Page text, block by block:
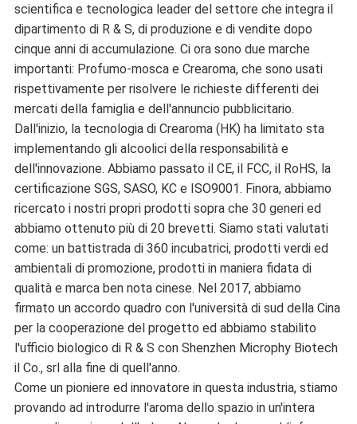
scientifica e tecnologica leader del settore che integra il
dipartimento di R & S, di produzione e di vendite dopo
cinque anni di accumulazione. Ci ora sono due marche
importanti: Profumo-mosca e Crearoma, che sono usati
rispettivamente per risolvere le richieste differenti dei
mercati della famiglia e dell'annuncio pubblicitario.
Dall'inizio, la tecnologia di Crearoma (HK) ha limitato sta
implementando gli alcoolici della responsabilità e
dell'innovazione. Abbiamo passato il CE, il FCC, il RoHS, la
certificazione SGS, SASO, KC e ISO9001. Finora, abbiamo
ricercato i nostri propri prodotti sopra che 30 generi ed
abbiamo ottenuto più di 20 brevetti. Siamo stati valutati
come: un battistrada di 360 incubatrici, prodotti verdi ed
ambientali di promozione, prodotti in maniera fidata di
qualità e marca ben nota cinese. Nel 2017, abbiamo
firmato un accordo quadro con l'università di sud della Cina
per la cooperazione del progetto ed abbiamo stabilito
l'ufficio biologico di R & S con Shenzhen Microphy Biotech
il Co., srl alla fine di quell'anno.
Come un pioniere ed innovatore in questa industria, stiamo
provando ad introdurre l'aroma dello spazio in un'intera